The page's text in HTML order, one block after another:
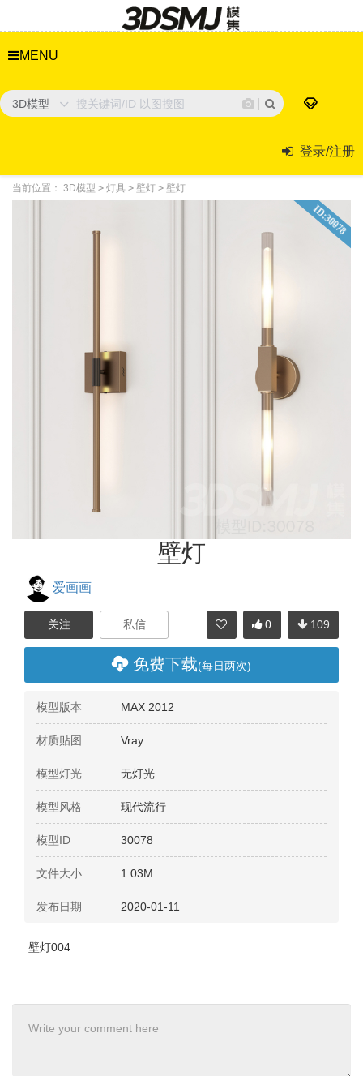
MENU
3D模型
登录/注册
当前位置： 3D模型 > 灯具 > 壁灯 > 壁灯
ID:30078
壁灯
爱画画
109
0
免费下载(每日两次)
模型版本 MAX 2012
材质贴图 Vray
模型灯光 无灯光
模型风格 现代流行
模型ID 30078
文件大小 1.03M
发布日期 2020-01-11
壁灯004